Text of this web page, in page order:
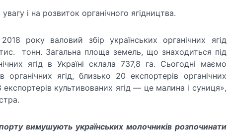
і на розвиток органічного ягідництва.
року валовий збір українських органічних ягід
тонн. Загальна площа земель, що знаходиться під
ягід в Україні склала 737,8 га. Сьогодні маємо
органічних ягід, близько 20 експортерів органічних
культивованих ягід — це малина і суниця»,
вимушують українських молочників розпочинати